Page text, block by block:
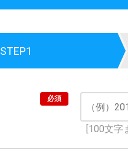
STEP1
必須
[100文字